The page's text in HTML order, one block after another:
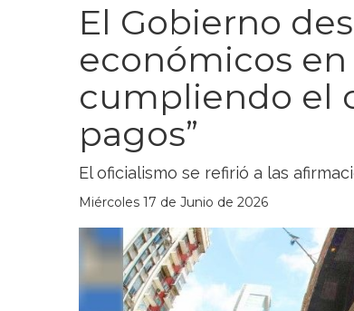
El Gobierno
económicos en
cumpliendo el
pagos”
El oficialismo se refirió a las
Miércoles 17 de Junio de 2026